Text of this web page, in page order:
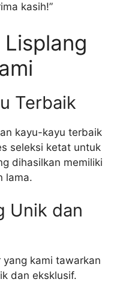
kasih!”
Terbaik
kayu-kayu terbaik
seleksi ketat untuk
dihasilkan memiliki
lama.
Unik dan
yang kami tawarkan
dan eksklusif.